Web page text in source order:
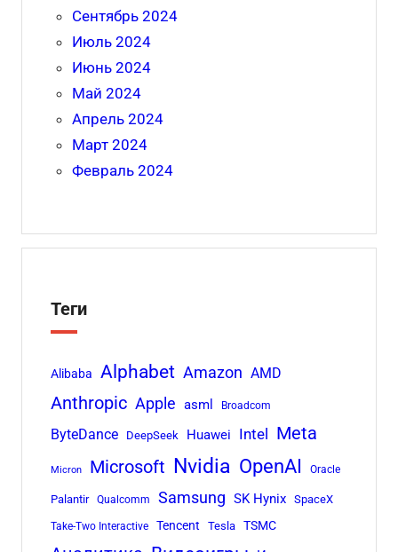
Сентябрь 2024
Июль 2024
Июнь 2024
Май 2024
Апрель 2024
Март 2024
Февраль 2024
Теги
Alibaba Alphabet Amazon AMD
Anthropic Apple asml Broadcom
ByteDance DeepSeek Huawei Intel Meta
Micron Microsoft Nvidia OpenAI Oracle
Palantir Qualcomm Samsung SK Hynix SpaceX
Take-Two Interactive Tencent Tesla TSMC